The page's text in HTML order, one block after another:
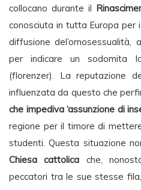
collocano durante il
conosciuta in tutta Europa per i
diffusione
per indicare un sodomita
(florenzer). La reputazione
influenzata da questo che
che impediva ‘assunzione di
regione per il timore di
studenti. Questa situazione
Chiesa cattolica che,
peccatori tra le sue stesse